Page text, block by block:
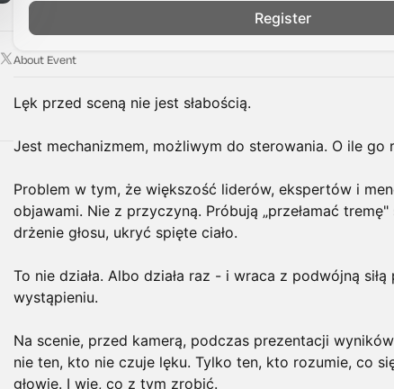
Register
About Event
Lęk przed sceną nie jest słabością.
Jest mechanizmem, możliwym do sterowania. O ile go
Problem w tym, że większość liderów, ekspertów i
objawami. Nie z przyczyną. Próbują „przełamać
drżenie głosu, ukryć spięte ciało.
To nie działa. Albo działa raz - i wraca z podwójną
wystąpieniu.
Na scenie, przed kamerą, podczas prezentacji
nie ten, kto nie czuje lęku. Tylko ten, kto rozumie, co
głowie. I wie, co z tym zrobić.